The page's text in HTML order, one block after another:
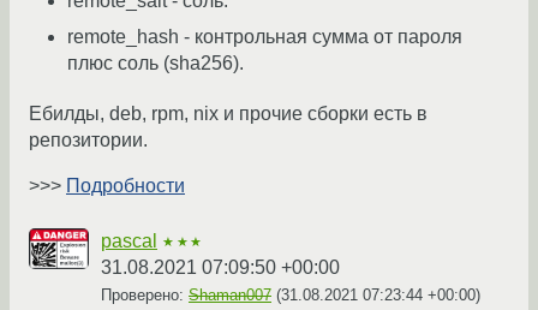
remote_hash - контрольная сумма от пароля
плюс соль (sha256).
Ебилды, deb, rpm, nix и прочие сборки есть в
репозитории.
>>> Подробности
pascal ★★★
31.08.2021 07:09:50 +00:00
Проверено: Shaman007 (31.08.2021 07:23:44 +00:00)